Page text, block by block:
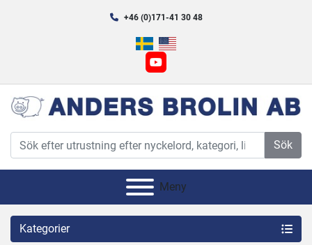
+46 (0)171-41 30 48
youtube
Sök
Meny
Kategorier